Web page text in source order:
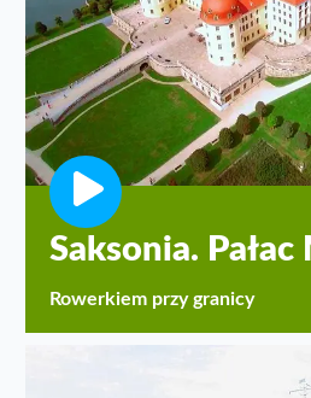
Saksonia.
Rowerkiem przy granicy